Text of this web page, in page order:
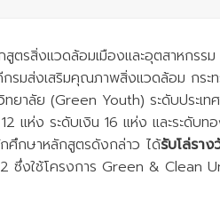
ตรสิ่งแวดล้อมเมืองและอุตสาหกรร
รมส่งเสริมคุณภาพสิ่งแวดล้อม กระท
ยาลัย (Green Youth) ระดับประเ
แห่ง ระดับเงิน 16 แห่ง และระดั
ศึกษาหลักสูตรดังกล่าว ได้รับโล่รา
ซึ่งใช้โครงการ Green & Clean